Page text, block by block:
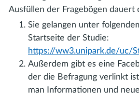
Ausfüllen der Fragebögen dauert
Sie gelangen unter
Startseite der Studie:
https://ww3.unipark.de/uc/
Außerdem gibt es eine
der die Befragung verlinkt
man Informationen und